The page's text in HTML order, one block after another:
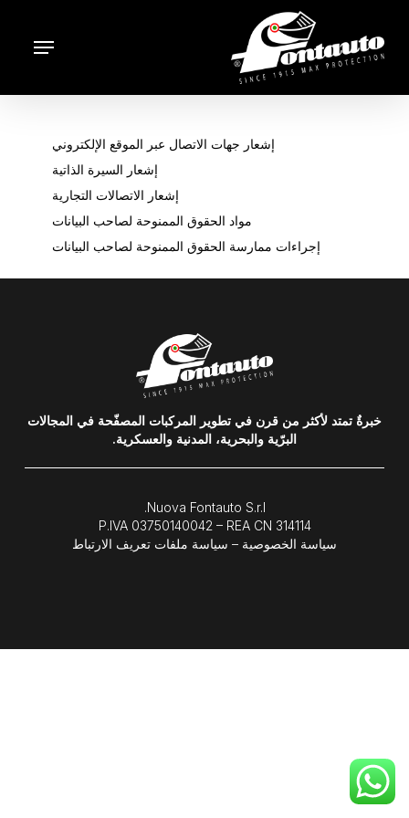
main
content
Menu
إشعار جهات الاتصال عبر الموقع الإلكتروني
إشعار السيرة الذاتية
إشعار الاتصالات التجارية
مواد الحقوق الممنوحة لصاحب البيانات
إجراءات ممارسة الحقوق الممنوحة لصاحب البيانات
خبرةٌ تمتد لأكثر من قرن في تطوير المركبات المصفّحة في المجالات
البرّية والبحرية، المدنية والعسكرية.
Nuova Fontauto S.r.l.
P.IVA 03750140042 – REA CN 314114
سياسة الخصوصية – سياسة ملفات تعريف الارتباط